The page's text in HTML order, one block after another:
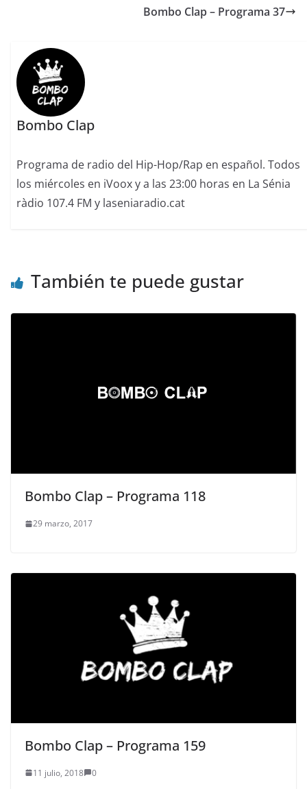
Bombo Clap – Programa 37
Bombo Clap
Programa de radio del Hip-Hop/Rap en español. Todos
los miércoles en iVoox y a las 23:00 horas en La Sénia
ràdio 107.4 FM y laseniaradio.cat
También te puede gustar
Bombo Clap – Programa 118
29 marzo, 2017
Bombo Clap – Programa 159
11 julio, 2018 0